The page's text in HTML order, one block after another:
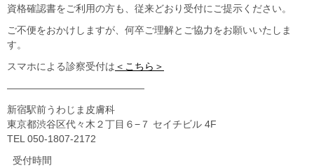
資格確認書をご利用の方も、従来どおり受付にご提示ください。
ご不便をおかけしますが、何卒ご理解とご協力をお願いいたしま
す。
スマホによる診察受付は ＜こちら＞
——————————————
新宿駅前うわじま皮膚科
東京都渋谷区代々木２丁目６−７ セイチビル 4F
TEL 050-1807-2172
受付時間